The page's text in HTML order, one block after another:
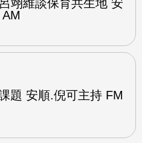
翊維談保育共生地 安
題 安順.倪可主持 FM